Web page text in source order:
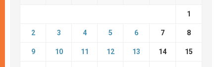
1
2 3 4 5 6 7 8
9 10 11 12 13 14 15